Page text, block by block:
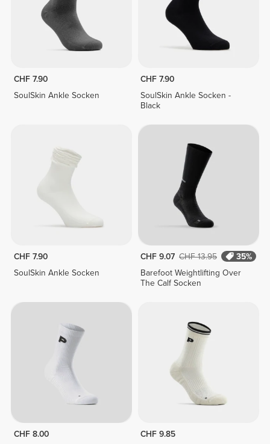
CHF 7.90
SoulSkin Ankle Socken
CHF 7.90
SoulSkin Ankle Socken -
Black
CHF 7.90
SoulSkin Ankle Socken
CHF 9.07 CHF 13.95
35%
Barefoot Weightlifting Over
The Calf Socken
CHF 8.00
CHF 9.85